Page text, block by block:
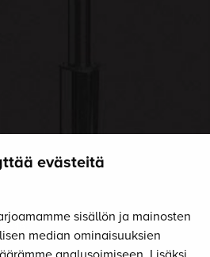
evästeitä
sisällön ja mainosten
median ominaisuuksien